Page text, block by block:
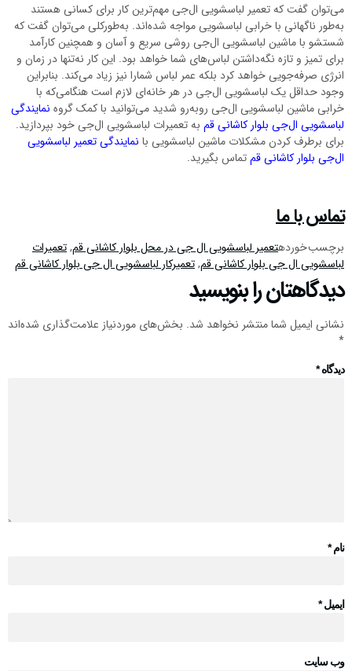
می‌توان گفت که تعمیر لباسشویی ال‌جی مهم‌ترین کار برای کسانی هستند
به‌طور ناگهانی با خرابی لباسشویی مواجه شده‌اند. به‌طورکلی می‌توان گفت که
شستشو با ماشین لباسشویی ال‌جی روشی سریع و آسان و همچنین کارآمد
برای تمیز و تازه نگه‌داشتن لباس‌های شما خواهد بود. این کار نه‌تنها در زمان و
انرژی صرفه‌جویی خواهد کرد بلکه عمر لباس شمارا نیز زیاد می‌کند. بنابراین
وجود حداقل یک لباسشویی ال‌جی در هر خانه‌ای لازم است هنگامی‌که با
خرابی ماشین لباسشویی ال‌جی روبه‌رو شدید می‌توانید با کمک گروه نمایندگی
لباسشویی ال‌جی بلوار کاشانی قم به تعمیرات لباسشویی ال‌جی خود بپردازید.
برای برطرف کردن مشکلات ماشین لباسشویی با نمایندگی تعمیر لباسشویی
ال‌جی بلوار کاشانی قمتماس بگیرید.
تماس با ما
برچسب خوردهتعمیر لباسشویی ال جی در محل بلوار کاشانی قم,تعمیرات
لباسشویی ال جی بلوار کاشانی قم,تعمیرکار لباسشویی ال جی بلوار کاشانی قم
دیدگاهتان را بنویسید
نشانی ایمیل شما منتشر نخواهد شد. بخش‌های موردنیاز علامت‌گذاری شده‌اند
*
دیدگاه*
نام*
ایمیل*
وب‌ سایت